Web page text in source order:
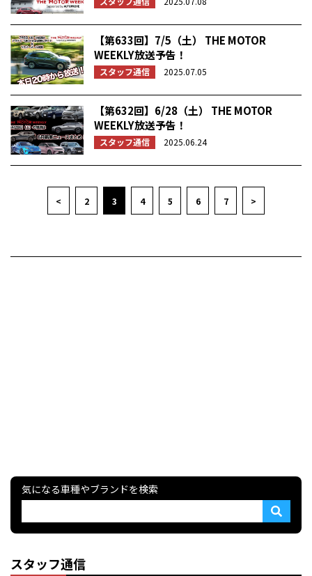
【第633回】7/5（土） THE MOTOR
WEEKLY放送予告！
スタッフ通信 2025.07.05
【第632回】6/28（土） THE MOTOR
WEEKLY放送予告！
スタッフ通信 2025.06.24
< 2 3 4 5 6 7 >
気になる車種やブランドを検索
スタッフ通信